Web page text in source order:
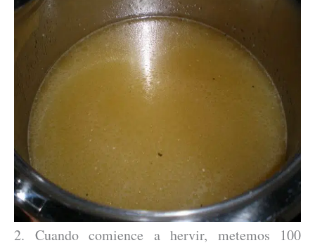
2. Cuando comience a hervir, metemos 100